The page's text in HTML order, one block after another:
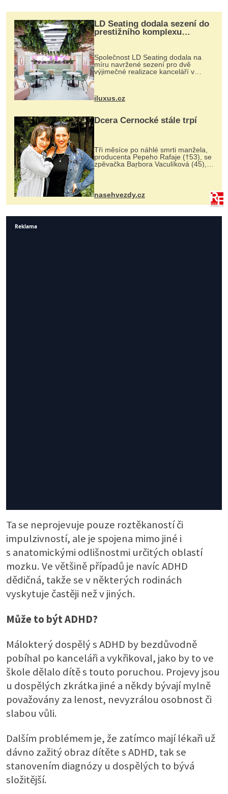
LD Seating dodala sezení do
prestižního komplexu
MediaCityUK v Salfordu
Společnost LD Seating dodala na
míru navržené sezení pro dvě
výjimečné realizace kanceláří v
areálu MediaCityUK v anglickém
budov Media...
iluxus.cz
Dcera Černocké stále trpí
Tři měsíce po náhlé smrti manžela,
producenta Pepeho Rafaje (†53), se
zpěvačka Barbora Vaculíková (45),
dcera Petry Černocké (75), poprvé
ozvala veřejnosti. Na sociální síti
sdílela, že se snaží fung...
nasehvezdy.cz
Ta se neprojevuje pouze roztěkaností či
impulzivností, ale je spojena mimo jiné i
s anatomickými odlišnostmi určitých oblastí
mozku. Ve většině případů je navíc ADHD
dědičná, takže se v některých rodinách
vyskytuje častěji než v jiných.
Může to být ADHD?
Málokterý dospělý s ADHD by bezdůvodně
pobíhal po kanceláři a vykřikoval, jako by to ve
škole dělalo dítě s touto poruchou. Projevy jsou
u dospělých zkrátka jiné a někdy bývají mylně
považovány za lenost, nevyzrálou osobnost či
slabou vůli.
Dalším problémem je, že zatímco mají lékaři už
dávno zažitý obraz dítěte s ADHD, tak se
stanovením diagnózy u dospělých to bývá
složitější.
Reklama